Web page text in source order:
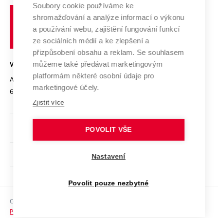
Výzkumné infrastruktury
Transfer znalostí
Open Science
Projekty
Projekty ze strukturálních fondů
Specifický výzkum
Spolupráce se školami
Služby univerzity
Mezinárodní dohody
Univerzitní sítě
Udržitelná univerzita
Podnikavá univerzita / ContriBUTe
Bezpečná univerzita
Vyznamenání
Organizační struktura
Ochrana osobních údajů
odkaz)
Sociální bezpečí
učení
technické
VYSOKÉ UČENÍ TECHNICKÉ V BRNĚ
Antonínská 548/1
602 00 Brno
www.vut.cz
vut@vutbr.cz
Copyright © 2026 VUT
Prohlášení o přístupnosti
Soubory cookie používáme ke
shromažďování a analýze informací o výkonu
a používání webu, zajištění fungování funkcí
ze sociálních médií a ke zlepšení a
přizpůsobení obsahu a reklam. Se souhlasem
můžeme také předávat marketingovým
platformám některé osobní údaje pro
marketingové účely.
Zjistit více
POVOLIT VŠE
Nastavení
Povolit pouze nezbytné